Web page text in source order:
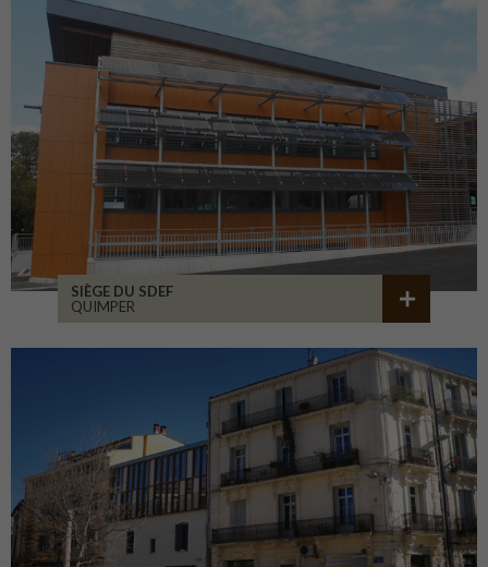
SIÈGE DU SDEF
QUIMPER